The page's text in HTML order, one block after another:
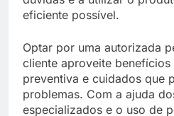
eficiente possível.
Optar por uma autorizada
cliente aproveite
preventiva e cuidados que
problemas. Com a ajuda
especializados e o uso de